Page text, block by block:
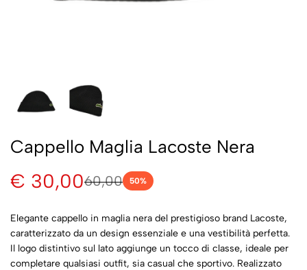
Cappello Maglia Lacoste Nera
€ 30,0060,00 50%
Elegante cappello in maglia nera del prestigioso brand Lacoste,
caratterizzato da un design essenziale e una vestibilità perfetta.
Il logo distintivo sul lato aggiunge un tocco di classe, ideale per
completare qualsiasi outfit, sia casual che sportivo. Realizzato